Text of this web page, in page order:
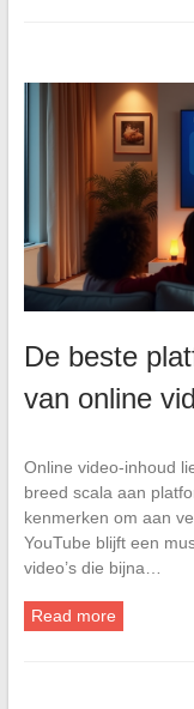
De beste
van online
Online video-inhoud
breed scala aan
kenmerken om aan
YouTube blijft een
video’s die bijna…
Read more